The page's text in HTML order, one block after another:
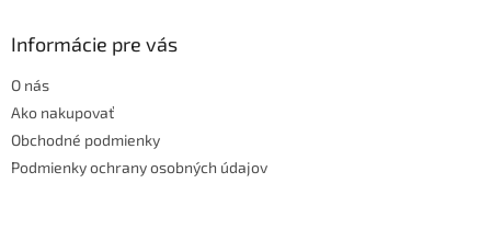
Informácie pre vás
O nás
Ako nakupovať
Obchodné podmienky
Podmienky ochrany osobných údajov